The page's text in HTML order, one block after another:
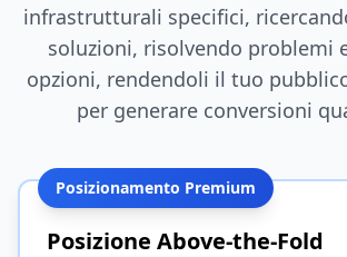
infrastrutturali specifici,
soluzioni, risolvendo problemi
opzioni, rendendoli il tuo
per generare conversioni
Posizionamento Premium
Posizione Above-the-Fold